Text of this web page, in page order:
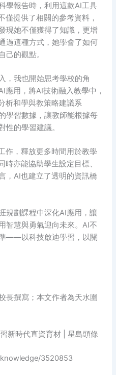
學報告時，利用這款AI工具
僅提供了相關的參考資料，
現她不僅獲得了知識，更增
過這種方式，她學會了如何
己的觀點。
，我也開始思考學校的角
應用，將AI技術融入教學中，
析和學與教策略建議系
學習數據，讓教師能根據每
性的學習建議。
作，釋放更多時間用於教學
亦能協助學生設定目標、
，AI也建立了透明的資訊橋
規劃課程中深化AI應用，讓
智慧與勇氣迎向未來。AI不
——以科技啟迪學習，以關
長撰寫；本文作者為天水圍
新時代直資育材 | 星島頭條
3520853